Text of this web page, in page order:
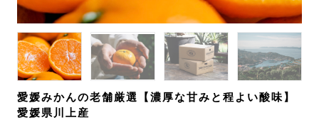
愛媛みかんの老舗厳選【濃厚な甘みと程よい酸味】
愛媛県川上産